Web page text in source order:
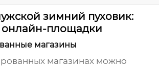
зимний пуховик:
онлайн-площадки
магазины
магазинах можно